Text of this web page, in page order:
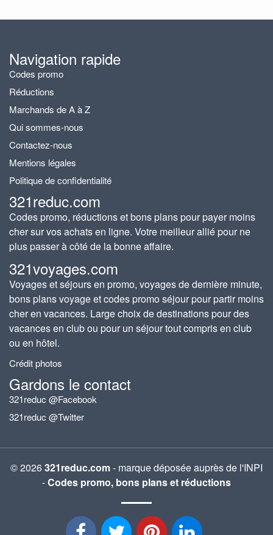
Navigation rapide
Codes promo
Réductions
Marchands de A à Z
Qui sommes-nous
Contactez-nous
Mentions légales
Politique de confidentialité
321reduc.com
Codes promo, réductions et bons plans pour payer moins
cher sur vos achats en ligne. Votre meilleur allié pour ne
plus passer à côté de la bonne affaire.
321voyages.com
Voyages et séjours en promo, voyages de dernière minute,
bons plans voyage et codes promo séjour pour partir moins
cher en vacances. Large choix de destinations pour des
vacances en club ou pour un séjour tout compris en club
ou en hôtel.
Crédit photos
Gardons le contact
321reduc @Facebook
321reduc @Twitter
© 2026321reduc.com- marque déposée auprès de l'INPI
-Codes promo, bons plans et réductions